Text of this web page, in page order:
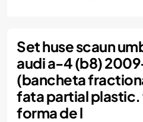
Set huse scaun
audi a-4 (b8)
(bancheta
fata partial
forma de l